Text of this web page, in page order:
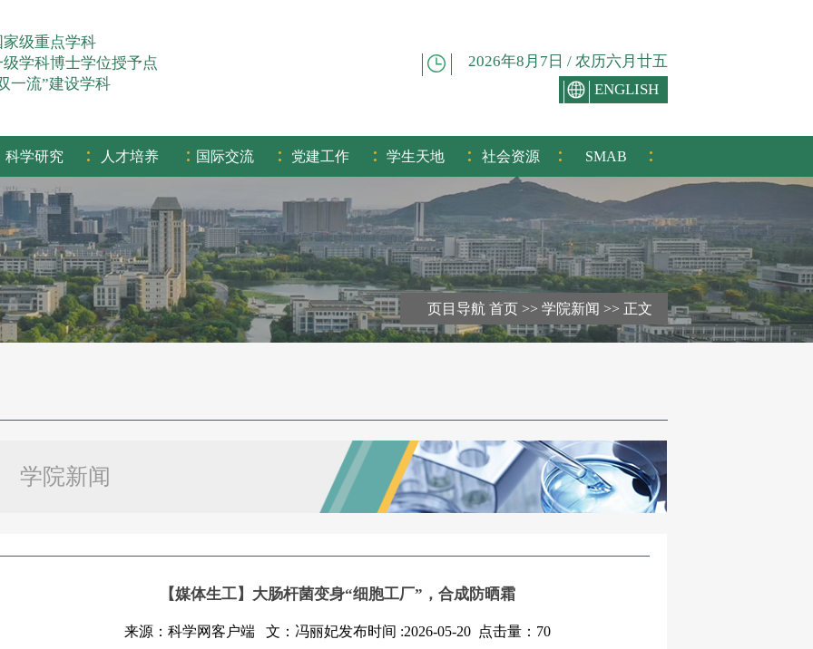
家级重点学科
级学科博士学位授予点
一流”建设学科
2026年8月7日 / 农历六月廿五
ENGLISH
: : : : : : :
科学研究 人才培养 国际交流 党建工作 学生天地 社会资源 SMAB
页目导航 首页 >> 学院新闻 >> 正文
学院新闻
【媒体生工】大肠杆菌变身“细胞工厂”，合成防晒霜
来源：科学网客户端 文：冯丽妃发布时间 :2026-05-20 点击量： 70